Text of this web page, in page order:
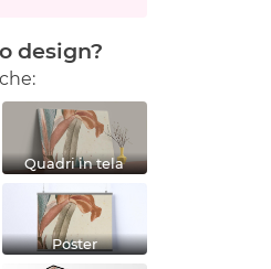
design?
Quadri in tela
Poster